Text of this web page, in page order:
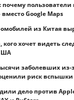
почему пользователи
Google Maps
из Китая
кого хочет видеть
заболевших из-
риск вспышки
дело против